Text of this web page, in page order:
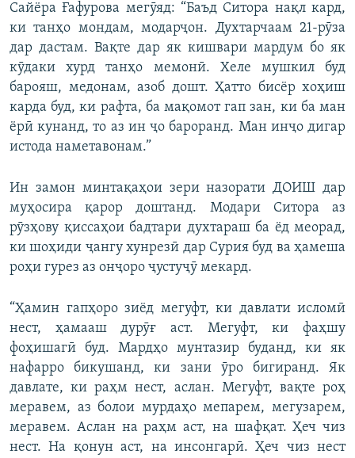
Сайёра Ғафурова мегӯяд: “Баъд Ситора нақл кард,
ки танҳо мондам, модарҷон. Духтарчаам 21-рӯза
дар дастам. Вақте дар як кишвари мардум бо як
кӯдаки хурд танҳо мемонӣ. Хеле мушкил буд
барояш, медонам, азоб дошт. Ҳатто бисёр хоҳиш
карда буд, ки рафта, ба мақомот гап зан, ки ба ман
ёрӣ кунанд, то аз ин ҷо бароранд. Ман инҷо дигар
истода наметавонам.”
Ин замон минтақаҳои зери назорати ДОИШ дар
муҳосира қарор доштанд. Модари Ситора аз
рӯзҳову қиссаҳои бадтари духтараш ба ёд меорад,
ки шоҳиди ҷангу хунрезӣ дар Сурия буд ва ҳамеша
роҳи гурез аз онҷоро ҷустуҷӯ мекард.
“Ҳамин гапҳоро зиёд мегуфт, ки давлати исломӣ
нест, ҳамааш дурӯғ аст. Мегуфт, ки фаҳшу
фоҳишагӣ буд. Мардҳо мунтазир буданд, ки як
нафарро бикушанд, ки зани ӯро бигиранд. Як
давлате, ки раҳм нест, аслан. Мегуфт, вақте роҳ
меравем, аз болои мурдаҳо мепарем, мегузарем,
меравем. Аслан на раҳм аст, на шафқат. Ҳеч чиз
нест. На қонун аст, на инсонгарӣ. Ҳеч чиз нест